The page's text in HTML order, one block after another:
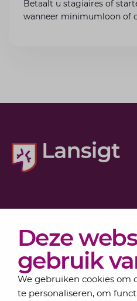
Deze
gebruik
We gebruiken cookies om
te personaliseren, om
Betaalt u stagiaires of
wanneer minimumloon of
Actueel
Over Lansigt
Contact